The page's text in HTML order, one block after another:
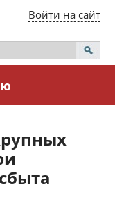
Войти на сайт